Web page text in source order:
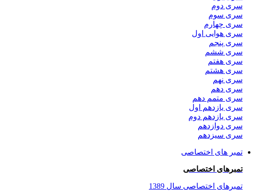
سری دوم
سری سوم
سری چهارم
سری هوایی اول
سری پنجم
سری ششم
سری هفتم
سری هشتم
سری نهم
سری دهم
سری متمم دهم
سری یازدهم اول
سری یازدهم دوم
سری دوازدهم
سری سیزدهم
تمبر های اختصاصی
تمبرهای اختصاصی
تمبرهای اختصاصی سال 1389